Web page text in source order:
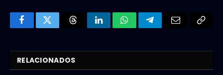
FacebookTwitter ThreadsLinkedInWhatsAppTelegram
RELACIONADOS